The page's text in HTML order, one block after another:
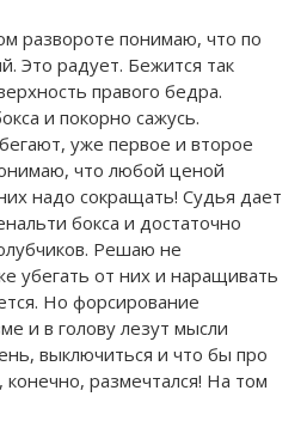
развороте понимаю, что по
Это радует. Бежится так
правого бедра.
и покорно сажусь.
уже первое и второе
что любой ценой
надо сокращать! Судья дает
бокса и достаточно
Решаю не
убегать от них и наращивать
Но форсирование
и в голову лезут мысли
выключиться и что бы про
размечтался! На том